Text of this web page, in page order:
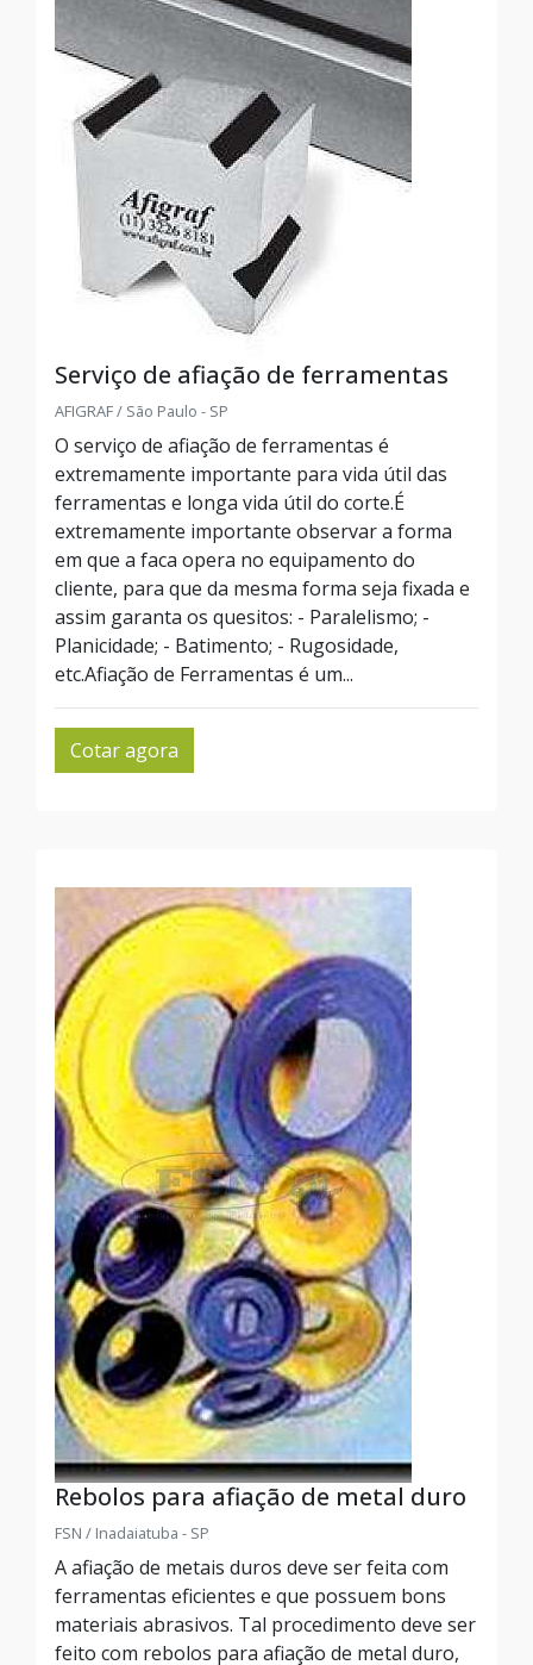
Serviço de afiação de ferramentas
AFIGRAF / São Paulo - SP
O serviço de afiação de ferramentas é
extremamente importante para vida útil das
ferramentas e longa vida útil do corte.É
extremamente importante observar a forma
em que a faca opera no equipamento do
cliente, para que da mesma forma seja fixada e
assim garanta os quesitos: - Paralelismo; -
Planicidade; - Batimento; - Rugosidade,
etc.Afiação de Ferramentas é um...
Cotar agora
Rebolos para afiação de metal duro
FSN / Inadaiatuba - SP
A afiação de metais duros deve ser feita com
ferramentas eficientes e que possuem bons
materiais abrasivos. Tal procedimento deve ser
feito com rebolos para afiação de metal duro,